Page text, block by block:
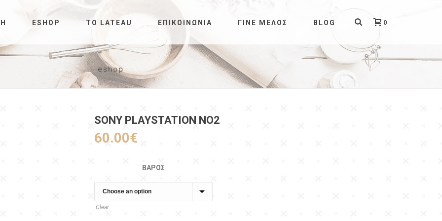
ESHOP ΤΟ LATEAU ΕΠΙΚΟΙΝΩΝΊΑ ΓΊΝΕ ΜΈΛΟΣ BLOG 0
eshop
SONY PLAYSTATION NO2
60.00€
ΒΆΡΟΣ
Clear